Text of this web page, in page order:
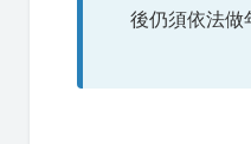
後仍須依法做